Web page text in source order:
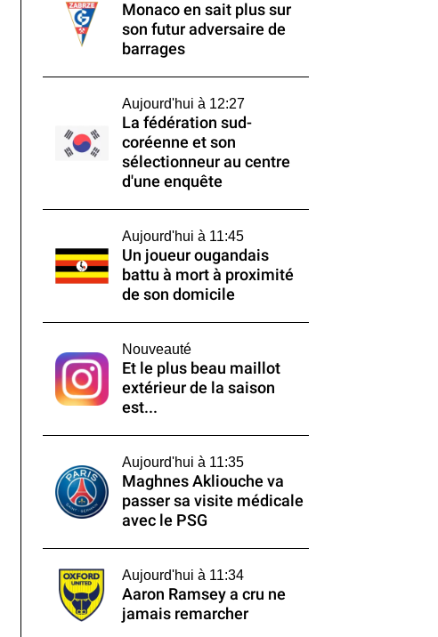
Monaco en sait plus sur
son futur adversaire de
barrages
Aujourd'hui à 12:27
La fédération sud-
coréenne et son
sélectionneur au centre
d'une enquête
Aujourd'hui à 11:45
Un joueur ougandais
battu à mort à proximité
de son domicile
Nouveauté
Et le plus beau maillot
extérieur de la saison
est...
Aujourd'hui à 11:35
Maghnes Akliouche va
passer sa visite médicale
avec le PSG
Aujourd'hui à 11:34
Aaron Ramsey a cru ne
jamais remarcher